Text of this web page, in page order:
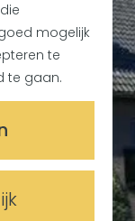
mogelijk
te
te gaan.
de kaart
Events